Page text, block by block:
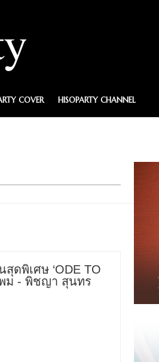
COVER HISOPARTY CHANNEL
ดพิเศษ ‘ODE TO
พม - พิชญา สุนทร